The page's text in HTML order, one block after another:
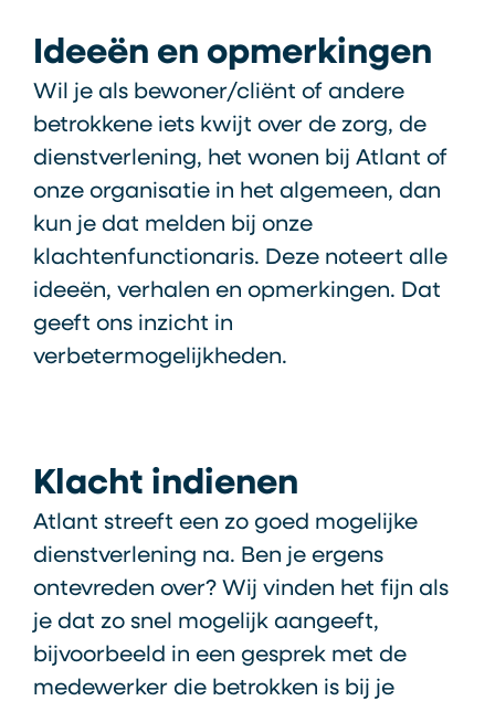
Ideeën en opmerkingen
Wil je als bewoner/cliënt of andere
betrokkene iets kwijt over de zorg, de
dienstverlening, het wonen bij Atlant of
onze organisatie in het algemeen, dan
kun je dat melden bij onze
klachtenfunctionaris. Deze noteert alle
ideeën, verhalen en opmerkingen. Dat
geeft ons inzicht in
verbetermogelijkheden.
Klacht indienen
Atlant streeft een zo goed mogelijke
dienstverlening na. Ben je ergens
ontevreden over? Wij vinden het fijn als
je dat zo snel mogelijk aangeeft,
bijvoorbeeld in een gesprek met de
medewerker die betrokken is bij je